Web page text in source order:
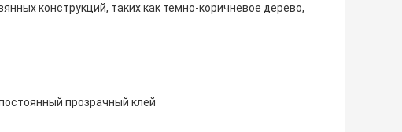
конструкций, таких как темно-коричневое дерево,
прозрачный клей